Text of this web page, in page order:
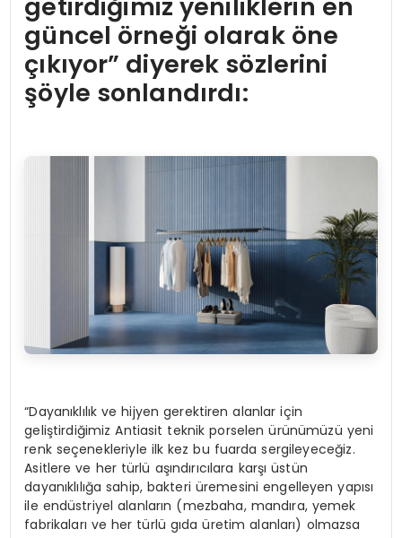
güncel örneği olarak öne
çıkıyor” diyerek sözlerini
şöyle sonlandırdı:
“Dayanıklılık ve hijyen gerektiren alanlar için
geliştirdiğimiz Antiasit teknik porselen ürünümüzü yeni
renk seçenekleriyle ilk kez bu fuarda sergileyeceğiz.
Asitlere ve her türlü aşındırıcılara karşı üstün
dayanıklılığa sahip, bakteri üremesini engelleyen yapısı
ile endüstriyel alanların (mezbaha, mandıra, yemek
fabrikaları ve her türlü gıda üretim alanları) olmazsa